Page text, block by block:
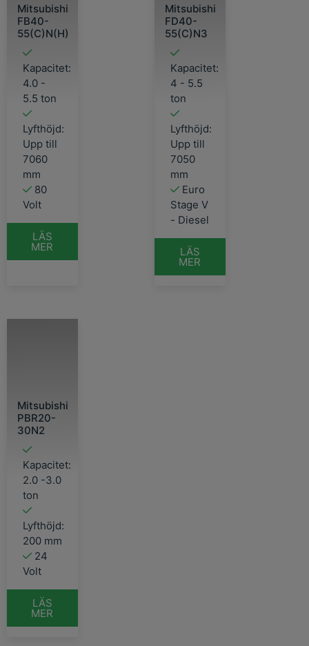
Mitsubishi
FB40-
55(C)N(H)
Kapacitet:
4.0 -
5.5 ton
Lyfthöjd:
Upp till
7060
mm
80
Volt
LÄS
MER
Mitsubishi
FD40-
55(C)N3
Kapacitet:
4 - 5.5
ton
Lyfthöjd:
Upp till
7050
mm
Euro
Stage V
- Diesel
LÄS
MER
Mitsubishi
PBR20-
30N2
Kapacitet:
2.0 -3.0
ton
Lyfthöjd:
200 mm
24
Volt
LÄS
MER